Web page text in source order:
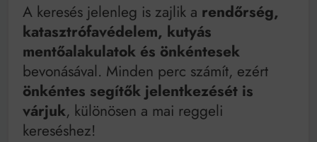
A keresés jelenleg is zajlik a rendőrség,
katasztrófavédelem, kutyás
mentőalakulatok és önkéntesek
bevonásával. Minden perc számít, ezért
önkéntes segítők jelentkezését is
várjuk, különösen a mai reggeli
kereséshez!